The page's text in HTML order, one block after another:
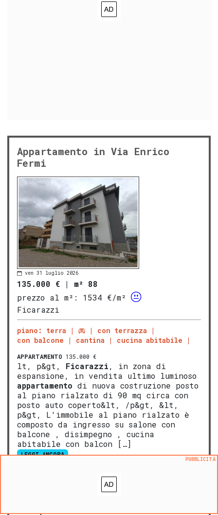
Appartamento in Via Enrico
Fermi
ven 31 luglio 2026
135.000 € | m² 88
prezzo al m²:
1534 €/m²
Ficarazzi
piano: terra
con terrazza
con balcone
cantina cucina abitabile
APPARTAMENTO 135.000 €
lt, p&gt, Ficarazzi, in zona di
espansione, in vendita ultimo luminoso
appartamento di nuova costruzione posto
al piano rialzato di 90 mq circa con
posto auto coperto&lt, /p&gt, &lt,
p&gt, L'immobile al piano rialzato è
composto da ingresso su salone con
balcone , disimpegno , cucina
abitabile con balcon […]
LEGGI ANCORA
L'Opinione di Caasa
PUBBLICITÀ